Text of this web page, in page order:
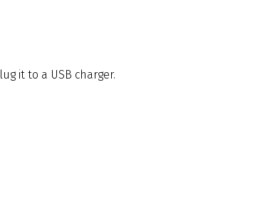
it to a USB charger.